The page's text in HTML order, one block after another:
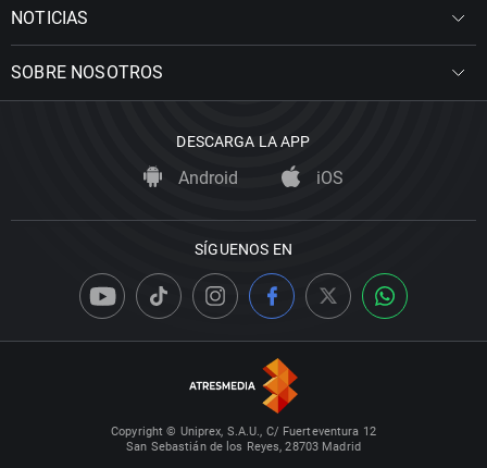
NOTICIAS
SOBRE NOSOTROS
DESCARGA LA APP
Android iOS
SÍGUENOS EN
Copyright © Uniprex, S.A.U., C/ Fuerteventura 12
San Sebastián de los Reyes, 28703 Madrid